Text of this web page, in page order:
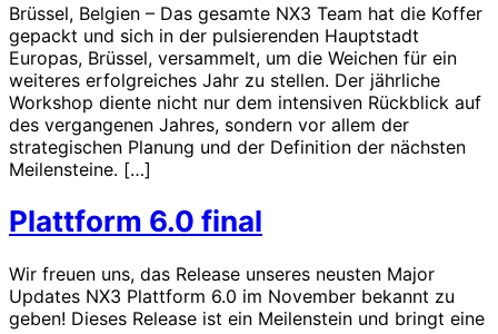
Brüssel, Belgien – Das gesamte NX3 Team hat die Koffer
gepackt und sich in der pulsierenden Hauptstadt
Europas, Brüssel, versammelt, um die Weichen für ein
weiteres erfolgreiches Jahr zu stellen. Der jährliche
Workshop diente nicht nur dem intensiven Rückblick auf
des vergangenen Jahres, sondern vor allem der
strategischen Planung und der Definition der nächsten
Meilensteine. […]
Plattform 6.0 final
Wir freuen uns, das Release unseres neusten Major
Updates NX3 Plattform 6.0 im November bekannt zu
geben! Dieses Release ist ein Meilenstein und bringt eine